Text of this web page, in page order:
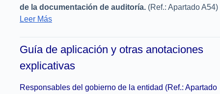
de la documentación de auditoría. (Ref.: Apartado A54)
Leer Más
Guía de aplicación y otras anotaciones
explicativas
Responsables del gobierno de la entidad (Ref.: Apartado